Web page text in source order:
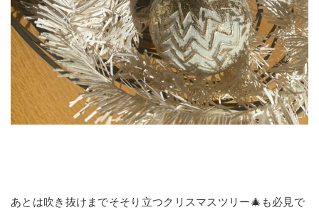
あとは吹き抜けまでそそり立つクリスマスツリー🎄も必見で